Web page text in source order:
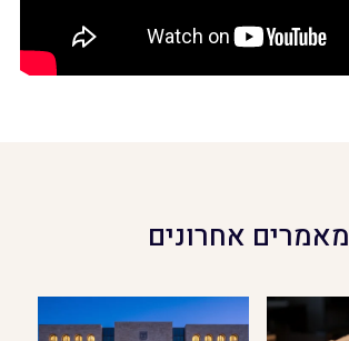
מאמרים אחרונים